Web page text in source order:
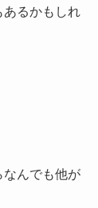
あるかもしれ
なんでも他が